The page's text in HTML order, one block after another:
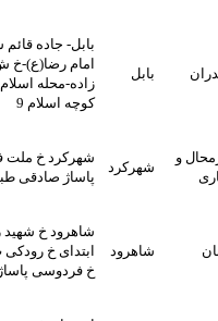
بابل- جاده قائم شهر-بلوار
امام رضا(ع)-خ ش طهماسب
زاده-محله اسلام آباد شرق-
کوچه اسلام 9
شهرکرد خ ملت فلکه آبی
پاساژ صادقی طبقه سوم
شاهرود خ شهید رجایی
ابتدای خ رودکی پ 2-شاهرود
خ فردوسی پاساژ میلاد